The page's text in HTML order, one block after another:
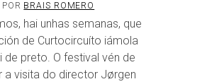
POR BRAIS ROMERO
hai unhas semanas, que
de Curtocircuíto iámola
de preto. O festival vén de
a visita do director Jørgen